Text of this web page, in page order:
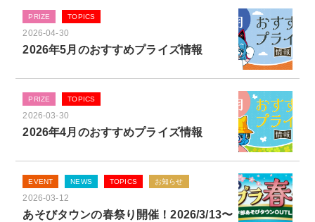
PRIZE TOPICS
2026-04-30
2026年5月のおすすめプライズ情報
PRIZE TOPICS
2026-03-30
2026年4月のおすすめプライズ情報
EVENT NEWS TOPICS お知らせ
2026-03-12
あそびタウンの春祭り開催！2026/3/13〜